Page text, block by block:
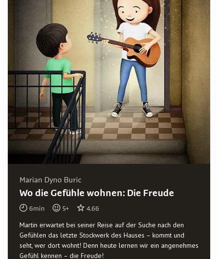
Marian Dyno Buric
Wo die Gefühle wohnen: Die Freude
6min 5+ 4.66
Martin erwartet bei seiner Reise auf der Suche nach den
Gefühlen das letzte Stockwerk des Hauses – kommt und
seht, wer dort wohnt! Denn heute lernen wir ein angenehmes
Gefühl kennen – die Freude!